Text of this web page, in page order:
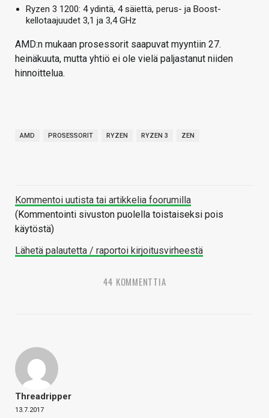
Ryzen 3 1200: 4 ydintä, 4 säiettä, perus- ja Boost-
kellotaajuudet 3,1 ja 3,4 GHz
AMD:n mukaan prosessorit saapuvat myyntiin 27.
heinäkuuta, mutta yhtiö ei ole vielä paljastanut niiden
hinnoittelua.
AMD PROSESSORIT RYZEN RYZEN 3 ZEN
Kommentoi uutista tai artikkelia foorumilla
(Kommentointi sivuston puolella toistaiseksi pois
käytöstä)
Lähetä palautetta / raportoi kirjoitusvirheestä
44 KOMMENTTIA
Threadripper
13.7.2017